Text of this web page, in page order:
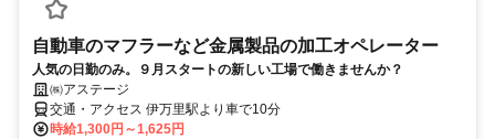
自動車のマフラーなど金属製品の加工オペレーター
人気の日勤のみ。９月スタートの新しい工場で働きませんか？
㈱アステージ
交通・アクセス 伊万里駅より車で10分
時給1,300円～1,625円